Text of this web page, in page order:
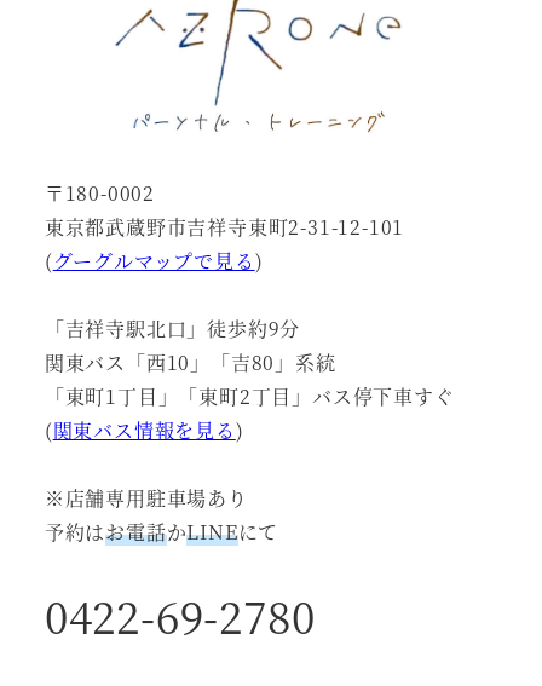
〒180-0002
東京都武蔵野市吉祥寺東町2-31-12-101
(グーグルマップで見る)
「吉祥寺駅北口」徒歩約9分
関東バス「西10」「吉80」系統
「東町1丁目」「東町2丁目」バス停下車すぐ
(関東バス情報を見る)
※店舗専用駐車場あり
予約はお電話かLINEにて
0422-69-2780